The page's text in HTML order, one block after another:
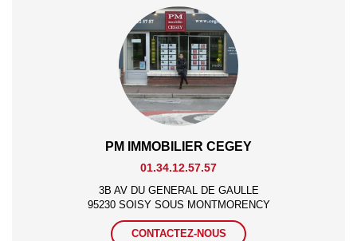
PM IMMOBILIER CEGEY
01.34.12.57.57
3B AV DU GENERAL DE GAULLE
95230 SOISY SOUS MONTMORENCY
CONTACTEZ-NOUS